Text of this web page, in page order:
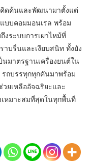
คิดค้นและพัฒนามาตั้งแต่
บบคอมมอนเรล พร้อม
งระบบการเผาไหม้ที่
าบรื่นและเงียบสนิท ทั้งยัง
นมาตรฐานเครื่องยนต์ใน
ถบรรทุกทุกคันมาพร้อม
ยเหลืออัจฉริยะและ
เหมาะสมที่สุดในทุกพื้นที่